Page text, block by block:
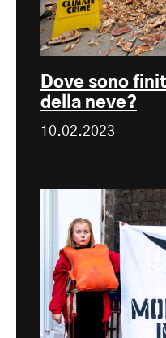
Dove sono
della neve?
10.02.2023